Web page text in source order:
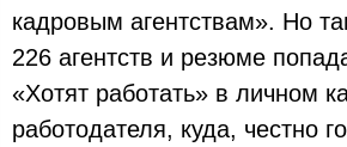
кадровым агентствам». Но
226 агентств и резюме
«Хотят работать» в личном
работодателя, куда, честно